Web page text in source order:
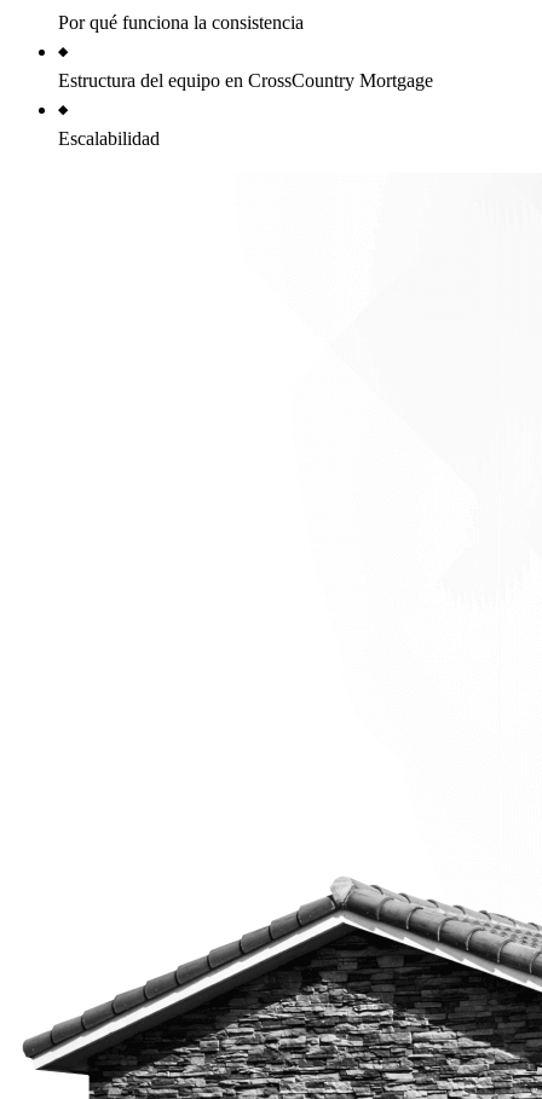
Por qué funciona la consistencia
Estructura del equipo en CrossCountry Mortgage
Escalabilidad